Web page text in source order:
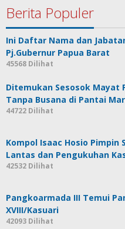
Berita Populer
Ini Daftar Nama dan
Pj.Gubernur Papua Barat
45568 Dilihat
Ditemukan Sesosok Mayat
Tanpa Busana di Pantai
44722 Dilihat
Kompol Isaac Hosio Pimpin
Lantas dan Pengukuhan
42532 Dilihat
Pangkoarmada III Temui
XVIII/Kasuari
42093 Dilihat